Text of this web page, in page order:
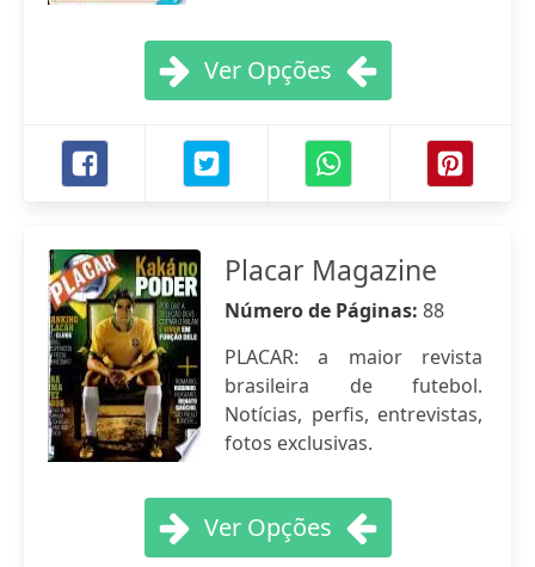
Ver Opções
Placar Magazine
Número de Páginas: 88
PLACAR: a maior revista
brasileira de futebol.
Notícias, perfis, entrevistas,
fotos exclusivas.
Ver Opções